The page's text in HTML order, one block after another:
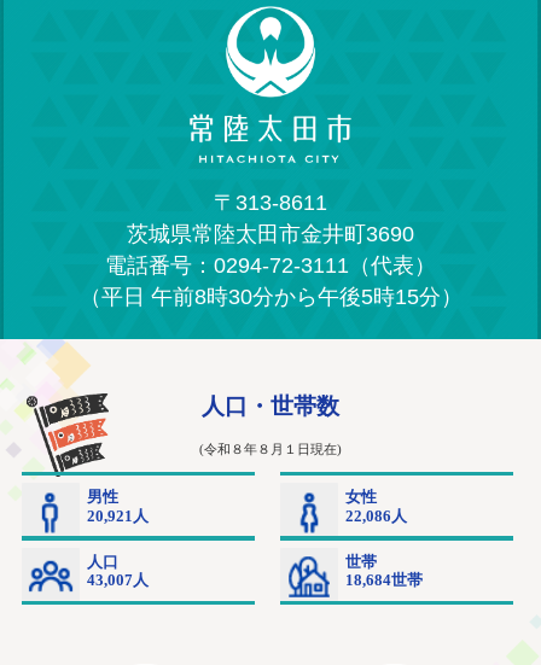
〒313-8611
茨城県常陸太田市金井町3690
電話番号：0294-72-3111（代表）
（平日 午前8時30分から午後5時15分）